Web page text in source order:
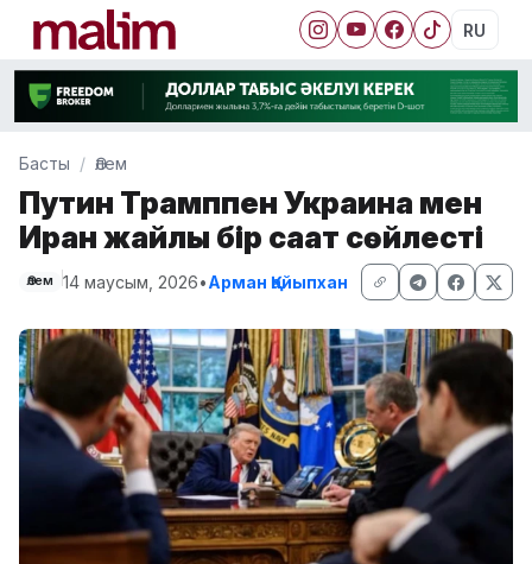
RU
Басты Әлем
Путин Трамппен Украина мен
Иран жайлы бір сағат сөйлесті
Әлем 14 маусым, 2026•Арман Қайыпхан